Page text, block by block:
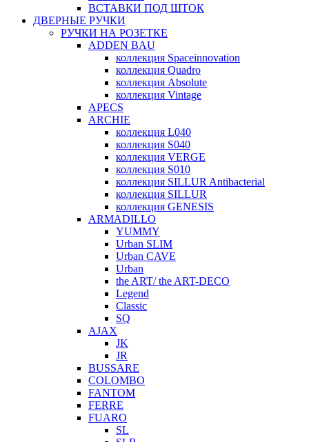
ВСТАВКИ ПОД ШТОК
ДВЕРНЫЕ РУЧКИ
РУЧКИ НА РОЗЕТКЕ
ADDEN BAU
коллекция Spaceinnovation
коллекция Quadro
коллекция Absolute
коллекция Vintage
APECS
ARCHIE
коллекция L040
коллекция S040
коллекция VERGE
коллекция S010
коллекция SILLUR Antibacterial
коллекция SILLUR
коллекция GENESIS
ARMADILLO
YUMMY
Urban SLIM
Urban CAVE
Urban
the ART/ the ART-DECO
Legend
Classic
SQ
AJAX
JK
JR
BUSSARE
COLOMBO
FANTOM
FERRE
FUARO
SL